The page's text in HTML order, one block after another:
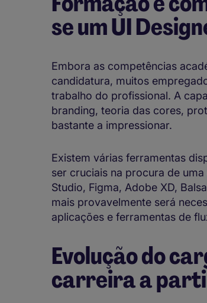
se um UI
Embora as competências
candidatura, muitos
trabalho do profissional. A
branding, teoria das cores,
bastante a impressionar.
Existem várias ferramentas
ser cruciais na procura de
Studio, Figma, Adobe XD,
mais provavelmente será
aplicações e ferramentas de
Evolução do
carreira a